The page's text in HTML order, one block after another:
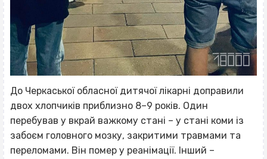
До Черкаської обласної дитячої лікарні доправили
двох хлопчиків приблизно 8–9 років. Один
перебував у вкрай важкому стані – у стані коми із
забоєм головного мозку, закритими травмами та
переломами. Він помер у реанімації. Інший –